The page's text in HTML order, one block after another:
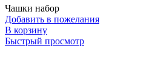
Чашки набор
Добавить в пожелания
В корзину
Быстрый просмотр